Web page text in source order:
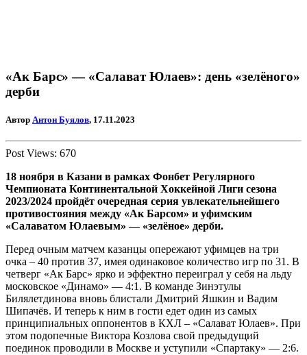
«Ак Барс» — «Салават Юлаев»: день «зелёного»
дерби
Автор Антон Буялов, 17.11.2023
Post Views: 670
18 ноября в Казани в рамках Фонбет Регулярного
Чемпионата Континентальной Хоккейной Лиги сезона
2023/2024 пройдёт очередная серия увлекательнейшего
противостояния между «Ак Барсом» и уфимским
«Салаватом Юлаевым» — «зелёное» дерби.
Перед очным матчем казанцы опережают уфимцев на три
очка – 40 против 37, имея одинаковое количество игр по 31. В
четверг «Ак Барс» ярко и эффектно переиграл у себя на льду
московское «Динамо» — 4:1. В команде Зинэтулы
Билялетдинова вновь блистали Дмитрий Яшкин и Вадим
Шипачёв. И теперь к ним в гости едет один из самых
принципиальных оппонентов в КХЛ – «Салават Юлаев». При
этом подопечные Виктора Козлова свой предыдущий
поединок проводили в Москве и уступили «Спартаку» — 2:6.